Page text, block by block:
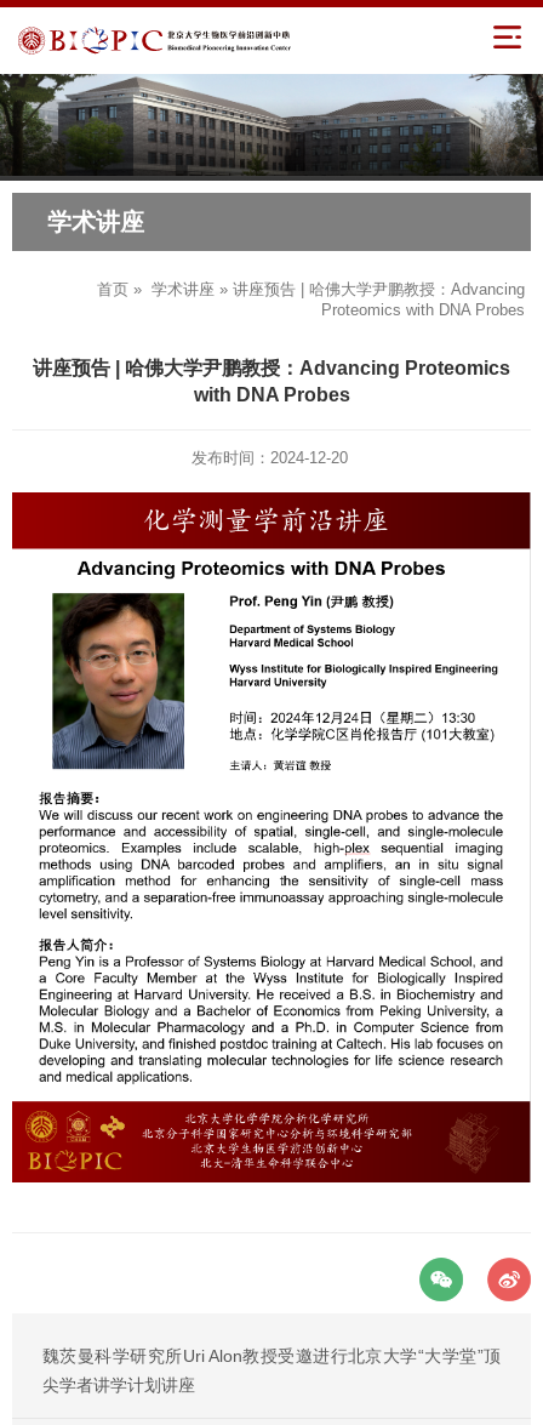
学术讲座
首页 » 学术讲座 » 讲座预告 | 哈佛大学尹鹏教授：Advancing
Proteomics with DNA Probes
讲座预告 | 哈佛大学尹鹏教授：Advancing Proteomics
with DNA Probes
发布时间：2024-12-20
魏茨曼科学研究所Uri Alon教授受邀进行北京大学“大学堂”顶
尖学者讲学计划讲座